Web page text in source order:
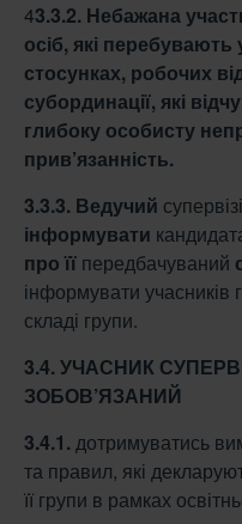
43.3.2. Небажана
осіб, які
стосунках, робочих
субординації, які
глибоку особисту
прив’язанність.
3.3.3. Ведучий
інформувати
про її передбачуваний
інформувати
складі групи.
3.4. УЧАСНИК
ЗОБОВ’ЯЗАНИЙ
3.4.1. дотримуватись
та правил, які
її групи в рамках